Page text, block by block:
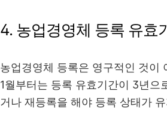
4. 농업경영체 등록 유효
농업경영체 등록은 영구적인 것이
1월부터는 등록 유효기간이 3년
거나 재등록을 해야 등록 상태가